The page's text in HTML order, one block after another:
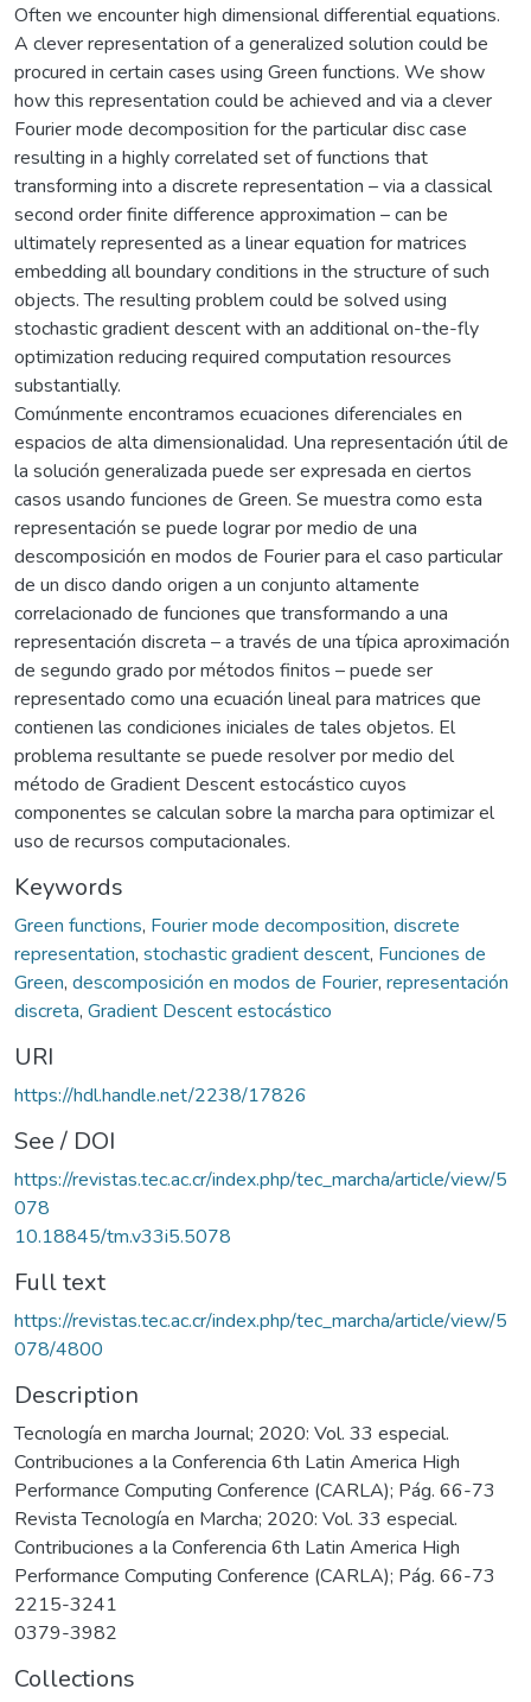
Often we encounter high dimensional differential equations.
A clever representation of a generalized solution could be
procured in certain cases using Green functions. We show
how this representation could be achieved and via a clever
Fourier mode decomposition for the particular disc case
resulting in a highly correlated set of functions that
transforming into a discrete representation – via a classical
second order finite difference approximation – can be
ultimately represented as a linear equation for matrices
embedding all boundary conditions in the structure of such
objects. The resulting problem could be solved using
stochastic gradient descent with an additional on-the-fly
optimization reducing required computation resources
substantially.
Comúnmente encontramos ecuaciones diferenciales en
espacios de alta dimensionalidad. Una representación útil de
la solución generalizada puede ser expresada en ciertos
casos usando funciones de Green. Se muestra como esta
representación se puede lograr por medio de una
descomposición en modos de Fourier para el caso particular
de un disco dando origen a un conjunto altamente
correlacionado de funciones que transformando a una
representación discreta – a través de una típica aproximación
de segundo grado por métodos finitos – puede ser
representado como una ecuación lineal para matrices que
contienen las condiciones iniciales de tales objetos. El
problema resultante se puede resolver por medio del
método de Gradient Descent estocástico cuyos
componentes se calculan sobre la marcha para optimizar el
uso de recursos computacionales.
Keywords
Green functions, Fourier mode decomposition, discrete
representation, stochastic gradient descent, Funciones de
Green, descomposición en modos de Fourier, representación
discreta, Gradient Descent estocástico
URI
https://hdl.handle.net/2238/17826
See / DOI
https://revistas.tec.ac.cr/index.php/tec_marcha/article/view/5
078
10.18845/tm.v33i5.5078
Full text
https://revistas.tec.ac.cr/index.php/tec_marcha/article/view/5
078/4800
Description
Tecnología en marcha Journal; 2020: Vol. 33 especial.
Contribuciones a la Conferencia 6th Latin America High
Performance Computing Conference (CARLA); Pág. 66-73
Revista Tecnología en Marcha; 2020: Vol. 33 especial.
Contribuciones a la Conferencia 6th Latin America High
Performance Computing Conference (CARLA); Pág. 66-73
2215-3241
0379-3982
Collections